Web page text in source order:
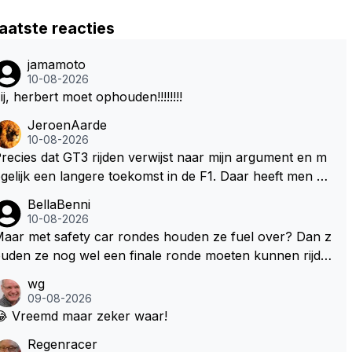
reacties
jamamoto
10-08-2026
herbert moet ophouden!!!!!!!!
JeroenAarde
10-08-2026
dat GT3 rijden verwijst naar mijn argument en m
een langere toekomst in de F1. Daar heeft men oo
Dit zou in de F1 bij elke race moeten zijn. Stel de au
worden zoals ik omschreef en Max kan helemaal lo
gaan met zijn talenten, dan zie ik hem nog langer in de
BellaBenni
10-08-2026
met safety car rondes houden ze fuel over? Dan z
ze nog wel een finale ronde moeten kunnen rijde
wg
09-08-2026
Vreemd maar zeker waar!
Regenracer